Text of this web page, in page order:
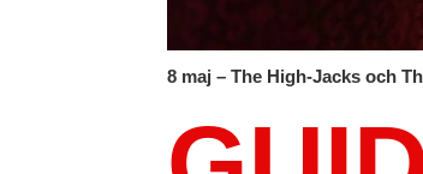
8 maj – The High-Jacks och